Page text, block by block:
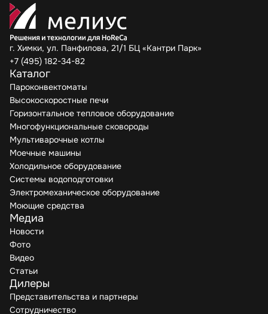
г. Химки, ул. Панфилова, 21/1 БЦ «Кантри Парк»
+7 (495) 182-34-82
Каталог
Пароконвектоматы
Высокоскоростные печи
Горизонтальное тепловое оборудование
Многофункциональные сковороды
Мультиварочные котлы
Моечные машины
Холодильное оборудование
Системы водоподготовки
Электромеханическое оборудование
Моющие средства
Медиа
Новости
Фото
Видео
Статьи
Дилеры
Представительства и партнеры
Сотрудничество